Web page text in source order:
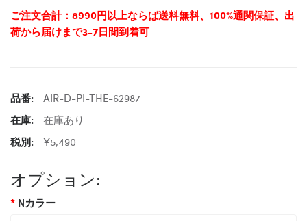
ご注文合計：8990円以上ならば送料無料、100%通関保証、出
荷から届けまで3-7日間到着可
品番:
AIR-D-PI-THE-62987
在庫:
在庫あり
税別:
¥5,490
オプション:
Nカラー